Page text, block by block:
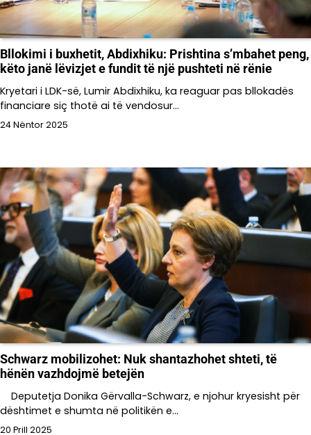
Bllokimi i buxhetit, Abdixhiku: Prishtina s’mbahet peng,
këto janë lëvizjet e fundit të një pushteti në rënie
Kryetari i LDK-së, Lumir Abdixhiku, ka reaguar pas bllokadës
financiare siç thotë ai të vendosur…
24 Nëntor 2025
Schwarz mobilizohet: Nuk shantazhohet shteti, të
hënën vazhdojmë betejën
Deputetja Donika Gërvalla-Schwarz, e njohur kryesisht për
dështimet e shumta në politikën e…
20 Prill 2025